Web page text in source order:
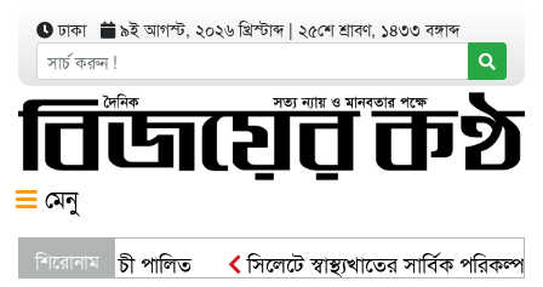
ঢাকা ৯ই আগস্ট, ২০২৬ খ্রিস্টাব্দ| ২৫শে শ্রাবণ, ১৪৩৩ বঙ্গাব্দ
মেনু
শিরোনাম
কর্মসূচী পালিত সিলেটে স্বাস্থ্যখাতের সার্বিক